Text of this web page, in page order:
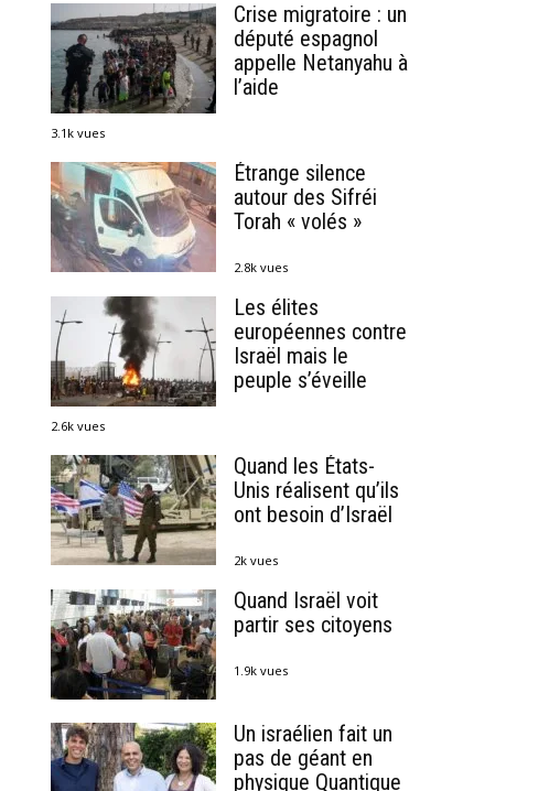
Crise migratoire : un
député espagnol
appelle Netanyahu à
l’aide
3.1k vues
Étrange silence
autour des Sifréi
Torah « volés »
2.8k vues
Les élites
européennes contre
Israël mais le
peuple s’éveille
2.6k vues
Quand les États-
Unis réalisent qu’ils
ont besoin d’Israël
2k vues
Quand Israël voit
partir ses citoyens
1.9k vues
Un israélien fait un
pas de géant en
physique Quantique